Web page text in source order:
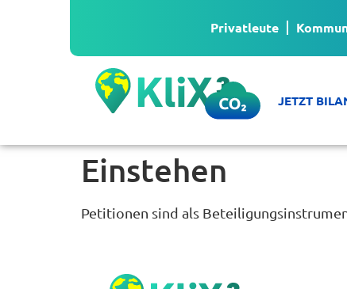
Privatleute
JETZT
Einstehen
Petitionen sind als